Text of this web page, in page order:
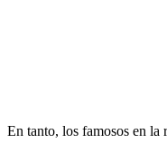
En tanto, los famosos en la